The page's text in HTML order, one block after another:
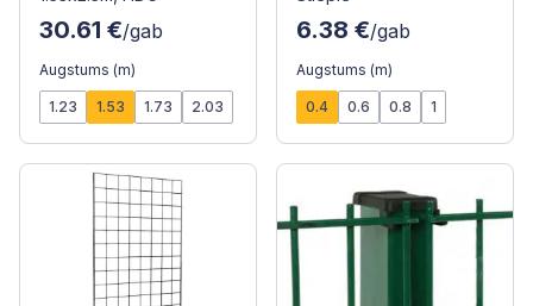
30.61 €/gab
Augstums (m)
1.23 1.53 1.73 2.03
6.38 €/gab
Augstums (m)
0.4 0.6 0.8 1